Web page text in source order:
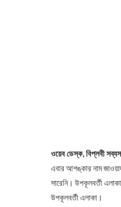
ওয়েব ডেস্ক, বিপ্লবী
এবার আশঙ্কার নাম
সারেনি। উপকূলবর্তী
উপকূলবর্তী এলাকা।